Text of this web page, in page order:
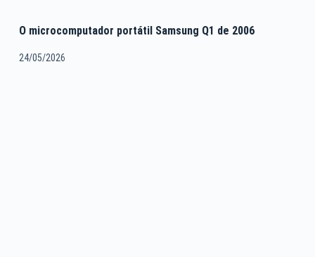
O microcomputador portátil Samsung Q1 de 2006
24/05/2026